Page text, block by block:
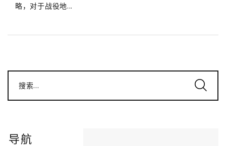
略，对于战役地...
搜索...
导航